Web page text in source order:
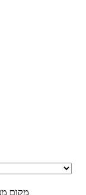
מקום